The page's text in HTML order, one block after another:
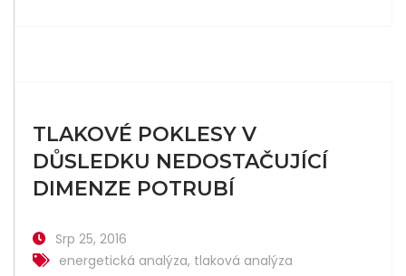
TLAKOVÉ POKLESY V
DŮSLEDKU NEDOSTAČUJÍCÍ
DIMENZE POTRUBÍ
Srp 25, 2016
energetická analýza, tlaková analýza